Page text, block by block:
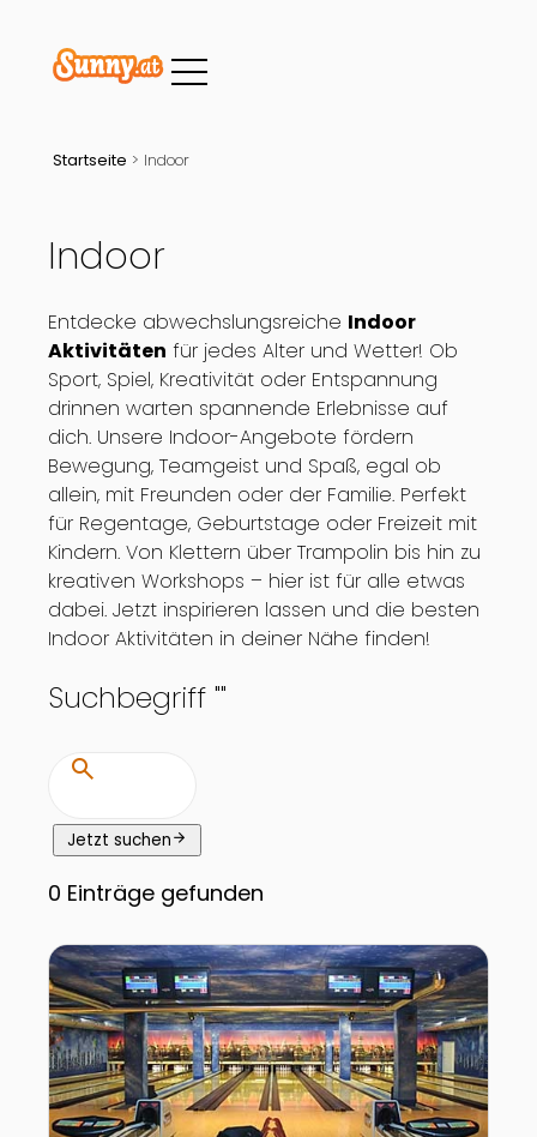
Startseite > Indoor
Indoor
Entdecke abwechslungsreiche Indoor
Aktivitäten für jedes Alter und Wetter! Ob
Sport, Spiel, Kreativität oder Entspannung
drinnen warten spannende Erlebnisse auf
dich. Unsere Indoor-Angebote fördern
Bewegung, Teamgeist und Spaß, egal ob
allein, mit Freunden oder der Familie. Perfekt
für Regentage, Geburtstage oder Freizeit mit
Kindern. Von Klettern über Trampolin bis hin zu
kreativen Workshops – hier ist für alle etwas
dabei. Jetzt inspirieren lassen und die besten
Indoor Aktivitäten in deiner Nähe finden!
Suchbegriff ""
search
Jetzt suchenarrow_forward
0 Einträge gefunden
Zur Detailseite von Airport Bowling Salzburg